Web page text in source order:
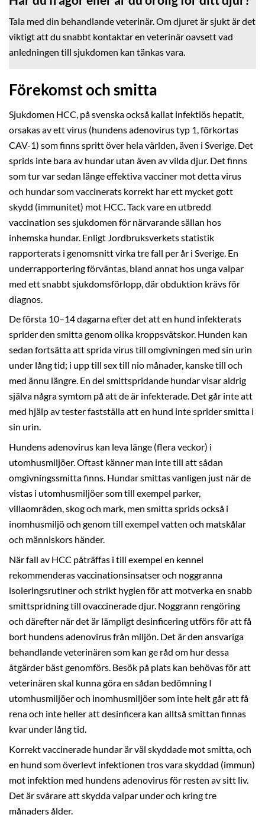
Tala med din behandlande veterinär. Om djuret är sjukt är det
viktigt att du snabbt kontaktar en veterinär oavsett vad
anledningen till sjukdomen kan tänkas vara.
Förekomst och smitta
Sjukdomen HCC, på svenska också kallat infektiös hepatit,
orsakas av ett virus (hundens adenovirus typ 1, förkortas
CAV-1) som finns spritt över hela världen, även i Sverige. Det
sprids inte bara av hundar utan även av vilda djur. Det finns
som tur var sedan länge effektiva vacciner mot detta virus
och hundar som vaccinerats korrekt har ett mycket gott
skydd (immunitet) mot HCC. Tack vare en utbredd
vaccination ses sjukdomen för närvarande sällan hos
inhemska hundar. Enligt Jordbruksverkets statistik
rapporterats i genomsnitt virka tre fall per år i Sverige. En
underrapportering förväntas, bland annat hos unga valpar
med ett snabbt sjukdomsförlopp, där obduktion krävs för
diagnos.
De första 10–14 dagarna efter det att en hund infekterats
sprider den smitta genom olika kroppsvätskor. Hunden kan
sedan fortsätta att sprida virus till omgivningen med sin urin
under lång tid; i upp till sex till nio månader, kanske till och
med ännu längre. En del smittspridande hundar visar aldrig
själva några symtom på att de är infekterade. Det går inte att
med hjälp av tester fastställa att en hund inte sprider smitta i
sin urin.
Hundens adenovirus kan leva länge (flera veckor) i
utomhusmiljöer. Oftast känner man inte till att sådan
omgivningssmitta finns. Hundar smittas vanligen just när de
vistas i utomhusmiljöer som till exempel parker,
villaområden, skog och mark, men smitta sprids också i
inomhusmiljö och genom till exempel vatten och matskålar
och människors händer.
När fall av HCC påträffas i till exempel en kennel
rekommenderas vaccinationsinsatser och noggranna
isoleringsrutiner och strikt hygien för att motverka en snabb
smittspridning till ovaccinerade djur. Noggrann rengöring
och därefter när det är lämpligt desinficering utförs för att få
bort hundens adenovirus från miljön. Det är den ansvariga
behandlande veterinären som kan ge råd om hur dessa
åtgärder bäst genomförs. Besök på plats kan behövas för att
veterinären skal kunna göra en sådan bedömning I
utomhusmiljöer och inomhusmiljöer som inte helt går att få
rena och inte heller att desinficera kan alltså smittan finnas
kvar under lång tid.
Korrekt vaccinerade hundar är väl skyddade mot smitta, och
en hund som överlevt infektionen tros vara skyddad (immun)
mot infektion med hundens adenovirus för resten av sitt liv.
Det är svårare att skydda valpar under och kring tre
månaders ålder.